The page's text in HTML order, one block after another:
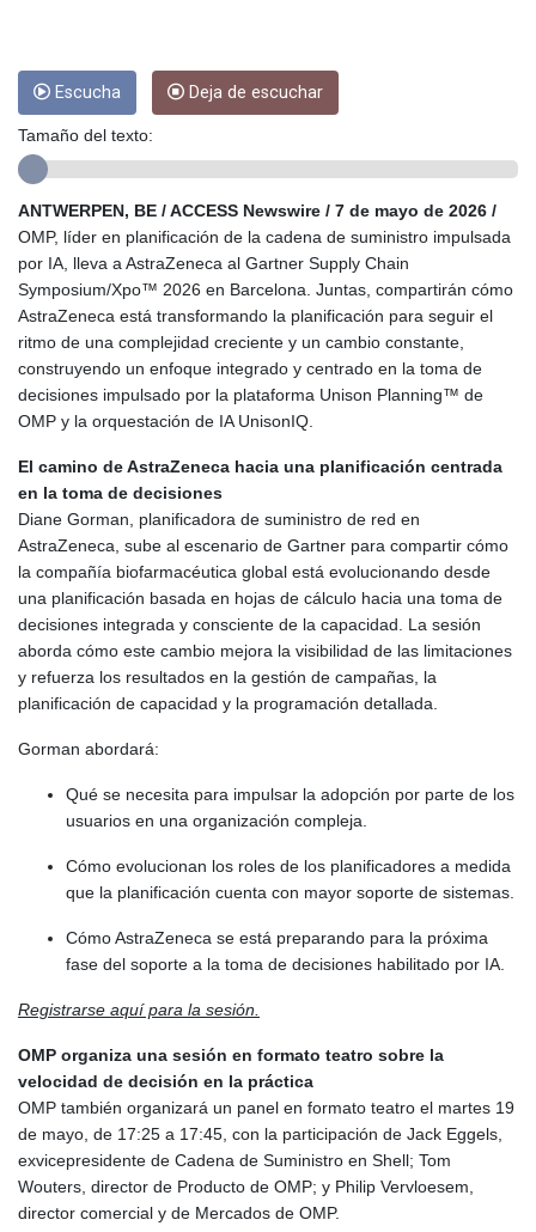
EUR 0.86495
FJD 2.20855
FKP 0.743241
GBP 0.741235
GEL 2.610391
GGP 0.743241
GHS 11.76039
GIP 0.743241
GMD 73.503851
GTQ 7.628986
HKD 7.84315
HNL 26.880388
HRK 6.518804
HTG 130.738004
HUF 314.060388
IDR 17801
ILS 2.99985
IMP 0.743241
1375550.000352
JEP 0.743241
JMD 158.790465
JPY 157.80604
KES 128.780385
4052.503796
KRW
1407.890383
KWD 0.30866
KYD 0.833247
Escucha Deja de escuchar
Tamaño del texto:
ANTWERPEN, BE / ACCESS Newswire / 7 de mayo de 2026 /
OMP, líder en planificación de la cadena de suministro impulsada
por IA, lleva a AstraZeneca al Gartner Supply Chain
Symposium/Xpo™ 2026 en Barcelona. Juntas, compartirán cómo
AstraZeneca está transformando la planificación para seguir el
ritmo de una complejidad creciente y un cambio constante,
construyendo un enfoque integrado y centrado en la toma de
decisiones impulsado por la plataforma Unison Planning™ de
OMP y la orquestación de IA UnisonIQ.
El camino de AstraZeneca hacia una planificación centrada
en la toma de decisiones
Diane Gorman, planificadora de suministro de red en
AstraZeneca, sube al escenario de Gartner para compartir cómo
la compañía biofarmacéutica global está evolucionando desde
una planificación basada en hojas de cálculo hacia una toma de
decisiones integrada y consciente de la capacidad. La sesión
aborda cómo este cambio mejora la visibilidad de las limitaciones
y refuerza los resultados en la gestión de campañas, la
planificación de capacidad y la programación detallada.
Gorman abordará:
Qué se necesita para impulsar la adopción por parte de los
usuarios en una organización compleja.
Cómo evolucionan los roles de los planificadores a medida
que la planificación cuenta con mayor soporte de sistemas.
Cómo AstraZeneca se está preparando para la próxima
fase del soporte a la toma de decisiones habilitado por IA.
Registrarse aquí para la sesión.
OMP organiza una sesión en formato teatro sobre la
velocidad de decisión en la práctica
OMP también organizará un panel en formato teatro el martes 19
de mayo, de 17:25 a 17:45, con la participación de Jack Eggels,
exvicepresidente de Cadena de Suministro en Shell; Tom
Wouters, director de Producto de OMP; y Philip Vervloesem,
director comercial y de Mercados de OMP.